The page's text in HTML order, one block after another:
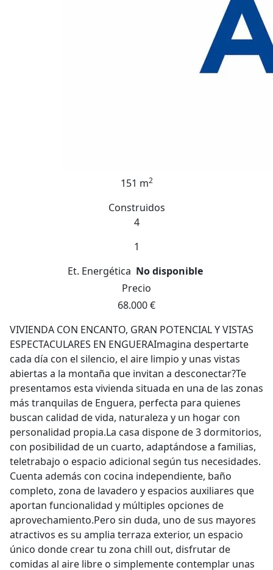
151 m2
Construidos
4
1
Et. Energética No disponible
Precio
68.000 €
VIVIENDA CON ENCANTO, GRAN POTENCIAL Y VISTAS
ESPECTACULARES EN ENGUERAImagina despertarte
cada día con el silencio, el aire limpio y unas vistas
abiertas a la montaña que invitan a desconectar?Te
presentamos esta vivienda situada en una de las zonas
más tranquilas de Enguera, perfecta para quienes
buscan calidad de vida, naturaleza y un hogar con
personalidad propia.La casa dispone de 3 dormitorios,
con posibilidad de un cuarto, adaptándose a familias,
teletrabajo o espacio adicional según tus necesidades.
Cuenta además con cocina independiente, baño
completo, zona de lavadero y espacios auxiliares que
aportan funcionalidad y múltiples opciones de
aprovechamiento.Pero sin duda, uno de sus mayores
atractivos es su amplia terraza exterior, un espacio
único donde crear tu zona chill out, disfrutar de
comidas al aire libre o simplemente contemplar unas